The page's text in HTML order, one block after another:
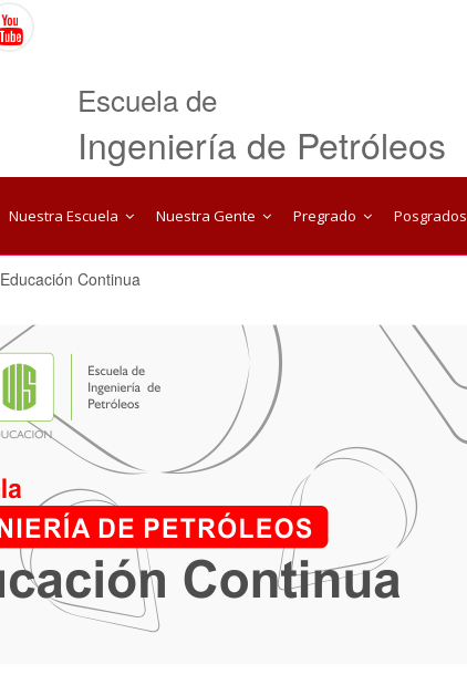
Escuela de
Ingeniería de Petróleos
Nuestra Escuela Nuestra Gente Pregrado Posgrados
Educación Continua